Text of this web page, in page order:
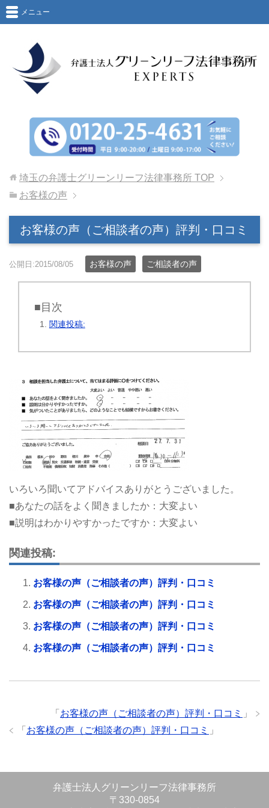
メニュー
埼玉の弁護士グリーンリーフ法律事務所 TOP
お客様の声
お客様の声（ご相談者の声）評判・口コミ
公開日:2015/08/05 お客様の声 ご相談者の声
■目次
関連投稿:
いろいろ聞いてアドバイスありがとうございました。
■あなたの話をよく聞きましたか：大変よい
■説明はわかりやすかったですか：大変よい
関連投稿:
お客様の声（ご相談者の声）評判・口コミ
お客様の声（ご相談者の声）評判・口コミ
お客様の声（ご相談者の声）評判・口コミ
お客様の声（ご相談者の声）評判・口コミ
「 お客様の声（ご相談者の声）評判・口コミ
」
「 お客様の声（ご相談者の声）評判・口コミ 」
弁護士法人グリーンリーフ法律事務所
〒330-0854